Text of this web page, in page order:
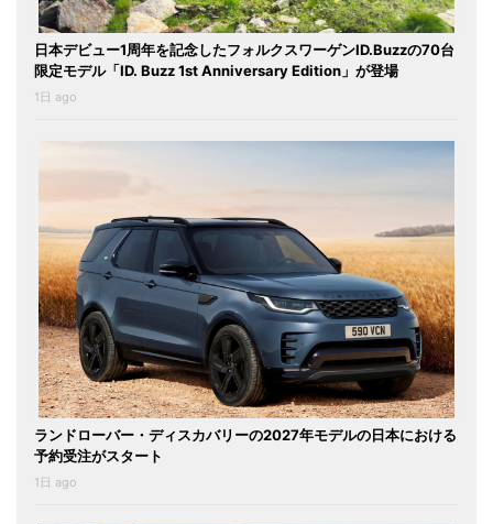
日本デビュー1周年を記念したフォルクスワーゲンID.Buzzの70台
限定モデル「ID. Buzz 1st Anniversary Edition」が登場
1日 ago
ランドローバー・ディスカバリーの2027年モデルの日本における
予約受注がスタート
1日 ago